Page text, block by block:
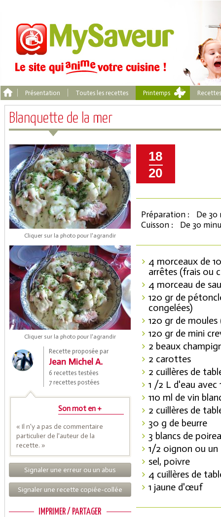
Présentation Toutes les recettes Printemps
Blanquette de la mer
Cliquer sur la photo pour l'agrandir
Cliquer sur la photo pour l'agrandir
Recette proposée par
Jean Michel A.
6 recettes testées
7 recettes postées
Son mot en +
« Il n'y a pas de commentaire
particulier de l'auteur de la
recette. »
Signaler une erreur ou un abus
Signaler une recette copiée-collée
IMPRIMER / PARTAGER
18
20
Préparation :
De 30
Cuisson :
De 30
4 morceaux de
arrêtes (frais ou
4 morceau de
120 gr de
congelées)
120 gr de
120 gr de mini
2 beaux
2 carottes
2 cuillères de
1 /2 L d'eau avec
110 ml de vin
2 cuillères de
30 g de beurre
3 blancs de
1/2 oignon ou
sel, poivre
4 cuillères de
1 jaune d'œuf
Coupons de réduction
Saveurs de l'Année